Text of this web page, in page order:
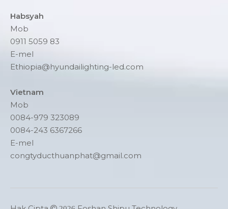
Habsyah
Mob
0911 5059 83
E-mel
Ethiopia@hyundailighting-led.com
Vietnam
Mob
0084-979 323089
0084-243 6367266
E-mel
congtyducthuanphat@gmail.com